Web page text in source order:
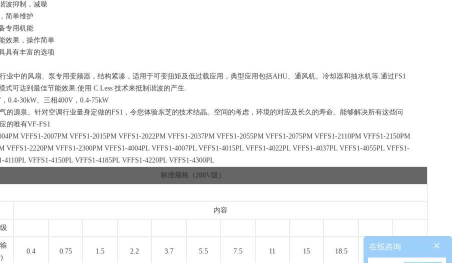
波抑制，减噪
简单维护
专用机能
效果，操作简单
具有丰富的选项
中的风扇、泵专用变频器，结构紧凑，适用于可变扭矩及低过载应用，典型应用包括AHU、通风机、冷却器和抽水机等.通过FS1
式可达到最佳节能效果.使用 C Less 技术来抵制谐波的产生.
30kW、三相400V，0.4-75kW
源泉。针对空调行业量身定做的FS1，令您体验东芝的技术结晶。空间的考虑，环境的对应及长久的寿命。能够解决所有这些问
的唯有VF-FS1
VFFS1-2007PM VFFS1-2015PM VFFS1-2022PM VFFS1-2037PM VFFS1-2055PM VFFS1-2075PM VFFS1-2110PM VFFS1-2150PM
VFFS1-2220PM VFFS1-2300PM VFFS1-4004PL VFFS1-4007PL VFFS1-4015PL VFFS1-4022PL VFFS1-4037PL VFFS1-4055PL VFFS1-
4110PL VFFS1-4150PL VFFS1-4185PL VFFS1-4220PL VFFS1-4300PL
标准规格（200V级）
内容
0.4 0.75 1.5 2.2 3.7 5.5 7.5 11 15 18.5 22
在线咨询 뀖